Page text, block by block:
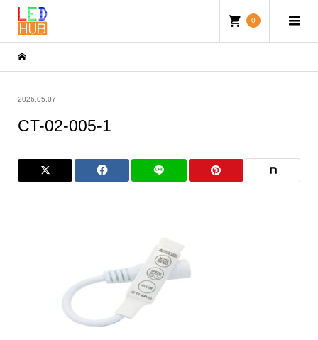
0
2026.05.07
CT-02-005-1